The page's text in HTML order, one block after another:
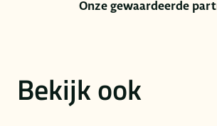
Onze gewaardeerde
Bekijk ook